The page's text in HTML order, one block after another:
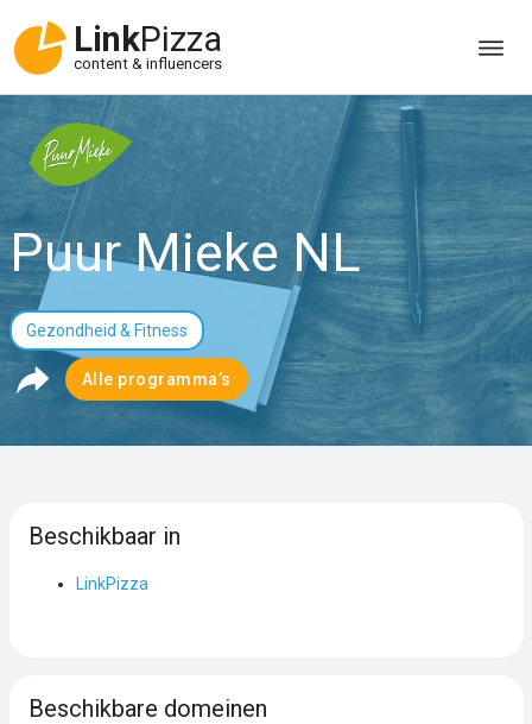
LinkPizza
content & influencers
Puur Mieke NL
Gezondheid & Fitness
Alle programma’s
Beschikbaar in
LinkPizza
Beschikbare domeinen